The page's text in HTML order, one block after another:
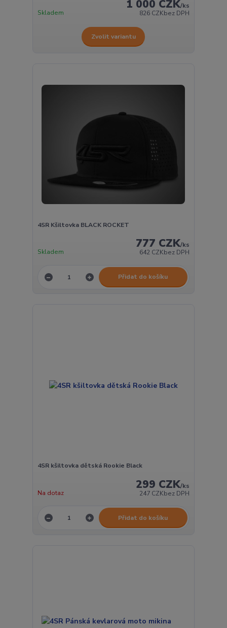
1 000 CZK/ks
826 CZKbez DPH
Skladem
Zvolit variantu
4SR Kšiltovka BLACK ROCKET
777 CZK/ks
642 CZKbez DPH
Skladem
Přidat do košíku
4SR kšiltovka dětská Rookie Black
299 CZK/ks
247 CZKbez DPH
Na dotaz
Přidat do košíku